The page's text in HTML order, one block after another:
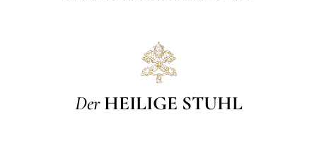
Der HEILIGE STUHL